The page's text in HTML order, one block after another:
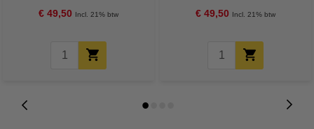
€ 49,50 Incl. 21% btw € 49,50 Incl. 21% btw